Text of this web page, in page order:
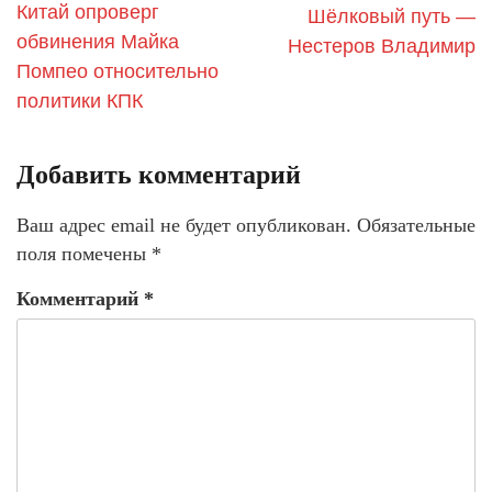
Китай опроверг
обвинения Майка
Помпео относительно
политики КПК
Шёлковый путь —
Нестеров Владимир
Добавить комментарий
Ваш адрес email не будет опубликован. Обязательные
поля помечены *
Комментарий *